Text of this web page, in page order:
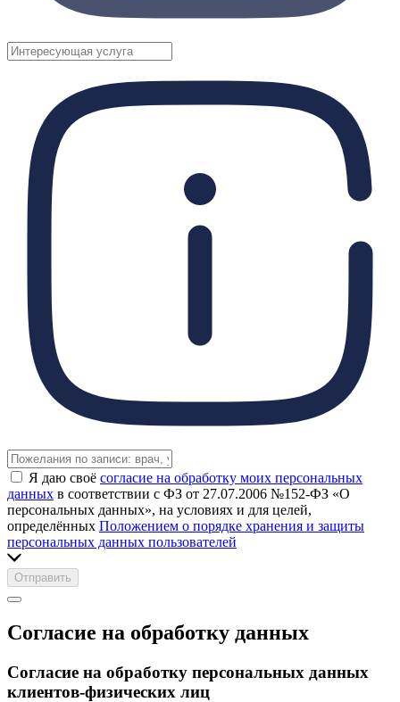
Я даю своё согласие на обработку моих персональных
данных в соответствии с ФЗ от 27.07.2006 №152-ФЗ «О
персональных данных», на условиях и для целей,
определённых Положением о порядке хранения и защиты
персональных данных пользователей
Отправить
Согласие на обработку данных
Согласие на обработку персональных данных
клиентов-физических лиц